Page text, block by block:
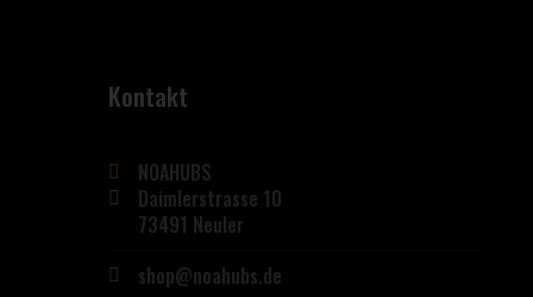
Kontakt
NOAHUBS
Daimlerstrasse 10
73491 Neuler
shop@noahubs.de